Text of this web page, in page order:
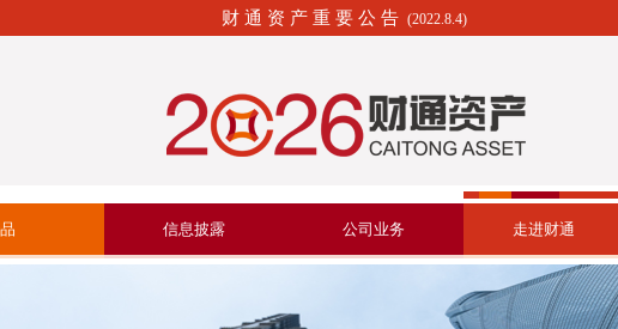
财 通 资 产 重 要 公 告 (2022.8.4)
信息披露 公司业务 走进财通